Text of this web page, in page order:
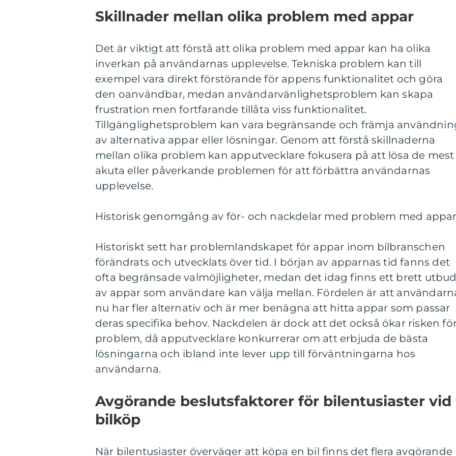
Skillnader mellan olika problem med appar
Det är viktigt att förstå att olika problem med appar kan ha olika
inverkan på användarnas upplevelse. Tekniska problem kan till
exempel vara direkt förstörande för appens funktionalitet och göra
den oanvändbar, medan användarvänlighetsproblem kan skapa
frustration men fortfarande tillåta viss funktionalitet.
Tillgänglighetsproblem kan vara begränsande och främja
av alternativa appar eller lösningar. Genom att förstå skillnaderna
mellan olika problem kan apputvecklare fokusera på att lösa de mest
akuta eller påverkande problemen för att förbättra användarnas
upplevelse.
Historisk genomgång av för- och nackdelar med problem med
Historiskt sett har problemlandskapet för appar inom bilbranschen
förändrats och utvecklats över tid. I början av apparnas tid fanns det
ofta begränsade valmöjligheter, medan det idag finns ett brett
av appar som användare kan välja mellan. Fördelen är att
nu har fler alternativ och är mer benägna att hitta appar som passar
deras specifika behov. Nackdelen är dock att det också ökar risken
problem, då apputvecklare konkurrerar om att erbjuda de bästa
lösningarna och ibland inte lever upp till förväntningarna hos
användarna.
Avgörande beslutsfaktorer för bilentusiaster vid
bilköp
När bilentusiaster överväger att köpa en bil finns det flera avgörande